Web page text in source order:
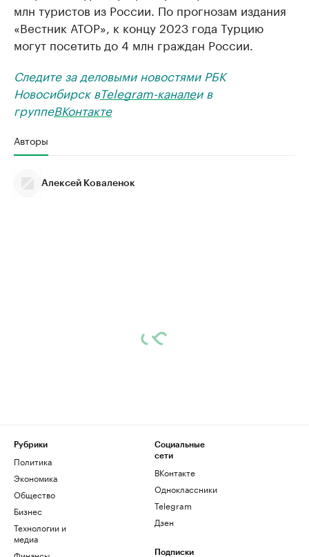
млн туристов из России. По прогнозам издания
«Вестник АТОР», к концу 2023 года Турцию
могут посетить до 4 млн граждан России.
Следите за деловыми новостями РБК
Новосибирск вTelegram-каналеи в
группеВКонтакте
Авторы
Алексей Коваленок
Рубрики
Политика
Экономика
Общество
Бизнес
Технологии и
медиа
Социальные
сети
ВКонтакте
Одноклассники
Telegram
Дзен
Подписки